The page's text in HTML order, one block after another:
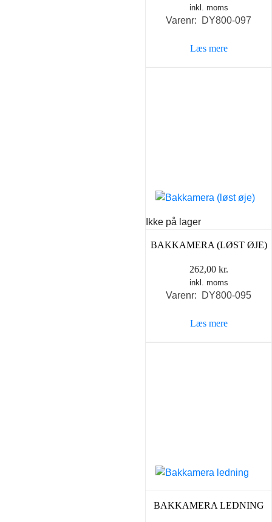
inkl. moms
Varenr: DY800-097
Læs mere
Ikke på lager
BAKKAMERA (LØST ØJE)
262,00 kr.
inkl. moms
Varenr: DY800-095
Læs mere
BAKKAMERA LEDNING